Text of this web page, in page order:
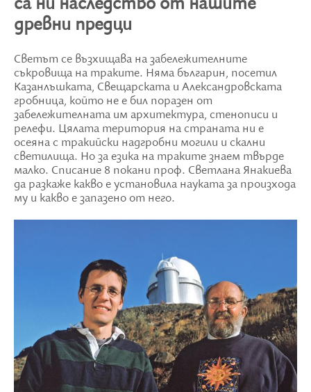
древни предци
Светът се възхищава на забележителните
съкровища на траките. Няма българин, посетил
Казанлъшката, Свещарската и Александровската
гробница, който не е бил поразен от
забележителната им архитектура, стенописи и
релефи. Цялата територия на страната ни е
осеяна с тракийски надгробни могили и скални
светилища. Но за езика на траките знаем твърде
малко. Списание 8 покани проф. Светлана Янакиева
да разкаже какво е установила науката за произхода
му и какво е запазено от него.